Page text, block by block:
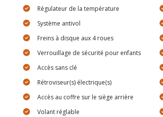
Régulateur de la température
Système antivol
Freins à disque aux 4 roues
Verrouillage de sécurité pour enfants
Accès sans clé
Rétroviseur(s) électrique(s)
Accès au coffre sur le siège arrière
Volant réglable